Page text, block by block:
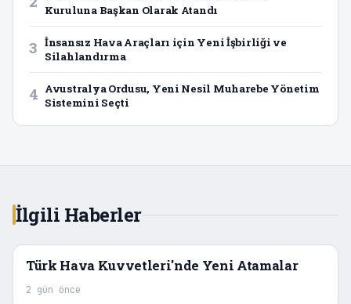
Kuruluna Başkan Olarak Atandı
3 İnsansız Hava Araçları için Yeni İşbirliği ve
Silahlandırma
4 Avustralya Ordusu, Yeni Nesil Muharebe Yönetim
Sistemini Seçti
İlgili Haberler
Türk Hava Kuvvetleri'nde Yeni Atamalar
2 gün önce